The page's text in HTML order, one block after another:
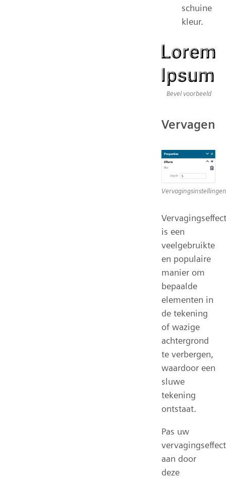
schuine
kleur.
Bevel voorbeeld
Vervagen
Vervagingsinstellingen
Vervagingseffect
is een
veelgebruikte
en populaire
manier om
bepaalde
elementen in
de tekening
of wazige
achtergrond
te verbergen,
waardoor een
sluwe
tekening
ontstaat.
Pas uw
vervagingseffect
aan door
deze